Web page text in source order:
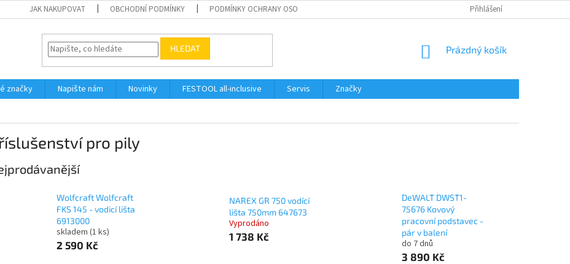
JAK NAKUPOVAT OBCHODNÍ PODMÍNKY PODMÍNKY OCHRANY OSOBNÍCH ÚDAJŮ Přihlášení
HLEDAT
NÁKUPNÍ
Prázdný košík
značky Napište nám Novinky FESTOOL all-inclusive Servis
Značky
pro pily
Wolfcraft Wolfcraft
FKS 145 - vodicí lišta
6913000
skladem (1 ks)
2 590 Kč
NAREX GR 750 vodící
lišta 750mm 647673
Vyprodáno
1 738 Kč
DeWALT DWST1-
75676 Kovový
pracovní podstavec -
pár v balení
do 7 dnů
3 890 Kč